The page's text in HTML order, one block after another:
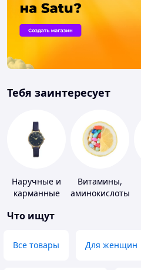
Тебя заинтересует
Наручные и
карманные
Витамины,
аминокислоты
Что ищут
Все товары Для женщин